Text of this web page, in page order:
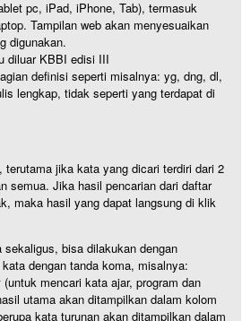
pc, iPad, iPhone, Tab), termasuk
Tampilan web akan menyesuaikan
digunakan.
diluar KBBI edisi III
definisi seperti misalnya: yg, dng, dl,
lengkap, tidak seperti yang terdapat di
jika kata yang dicari terdiri dari 2
semua. Jika hasil pencarian dari daftar
maka hasil yang dapat langsung di klik
bisa dilakukan dengan
dengan tanda koma, misalnya:
(untuk mencari kata ajar, program dan
utama akan ditampilkan dalam kolom
kata turunan akan ditampilkan dalam